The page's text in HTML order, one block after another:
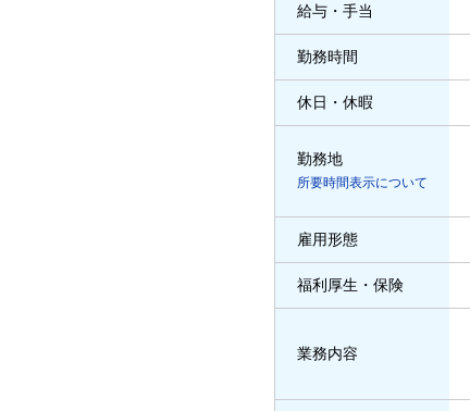
給与・手当
勤務時間
休日・休暇
勤務地
所要時間表示について
雇用形態
福利厚生・保険
業務内容